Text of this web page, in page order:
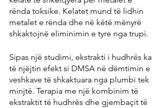
rënda toksike. Kelatet mund të lidhin
metalet e rënda dhe në këtë mënyrë
shkaktojnë eliminimin e tyre nga trupi.
Sipas një studimi, ekstrakti i hudhrës ka
të njëjtin efekt si DMSA në dëmtimin e
veshkave të shkaktuara nga plumbi tek
minjtë. Terapia me një kombinim të
ekstraktit të hudhrës dhe gjembaçit të